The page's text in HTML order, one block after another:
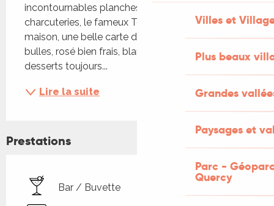
Villes et
Plus beaux
Grandes
Paysages et
Parc -
Quercy
incontournables planches de fromages et
charcuteries, le fameux Toasty et ses frites
maison, une belle carte de boissons avec au choix
bulles, rosé bien frais, blancs et rouges et des
desserts toujours...
Lire la suite
Prestations
Bar / Buvette